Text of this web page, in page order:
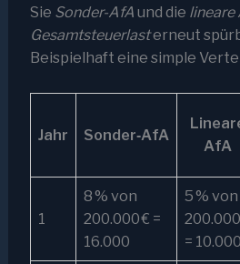
Sie Sonder-AfA und die lineare
Gesamtsteuerlasterneut
Beispielhaft eine simple
Jahr Sonder‑AfA
AfA
1
8 % von
200.000 € =
16.000
5 % von
= 10.000